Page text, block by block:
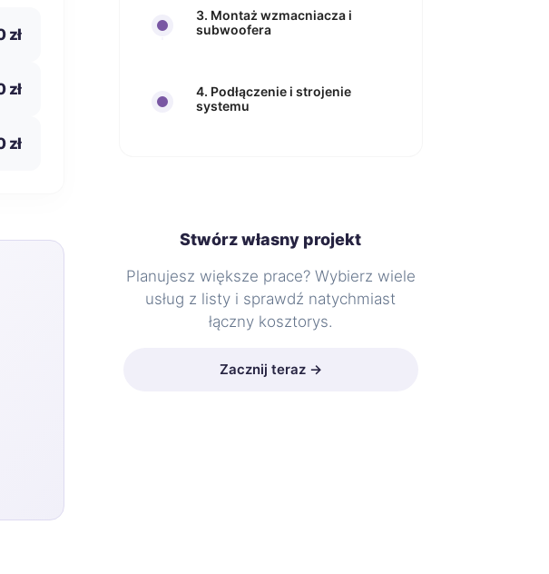
zł
zł
zł
3. Montaż wzmacniacza i
subwoofera
4. Podłączenie i strojenie
systemu
Stwórz własny projekt
Planujesz większe prace? Wybierz wiele
usług z listy i sprawdź natychmiast
łączny kosztorys.
Zacznij teraz →